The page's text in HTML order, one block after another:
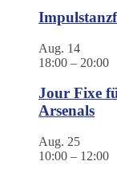
Aug. 14
18:00 – 20:00
Jour Fixe
Arsenals
Aug. 25
10:00 – 12:00